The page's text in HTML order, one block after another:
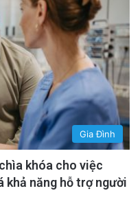
Gia Đình
khóa cho việc
khả năng hỗ trợ người